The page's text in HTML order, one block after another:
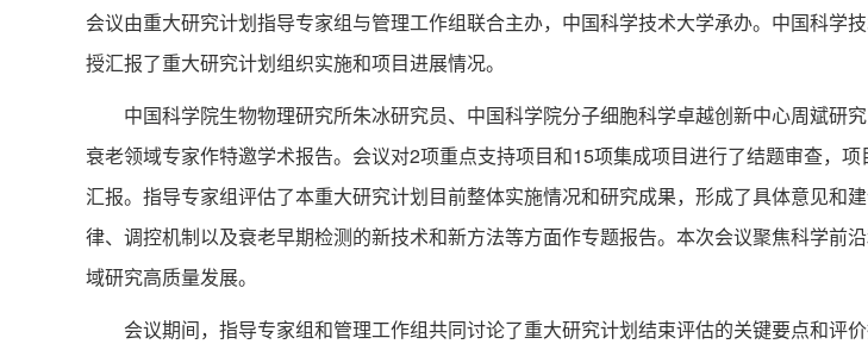
会议由重大研究计划指导专家组与管理工作组联合主办，中国科学技术大学承办。中国科
授汇报了重大研究计划组织实施和项目进展情况。
中国科学院生物物理研究所朱冰研究员、中国科学院分子细胞科学卓越创新中心周斌研
衰老领域专家作特邀学术报告。会议对2项重点支持项目和15项集成项目进行了结题审查，
汇报。指导专家组评估了本重大研究计划目前整体实施情况和研究成果，形成了具体意见
律、调控机制以及衰老早期检测的新技术和新方法等方面作专题报告。本次会议聚焦科学
域研究高质量发展。
会议期间，指导专家组和管理工作组共同讨论了重大研究计划结束评估的关键要点和评价